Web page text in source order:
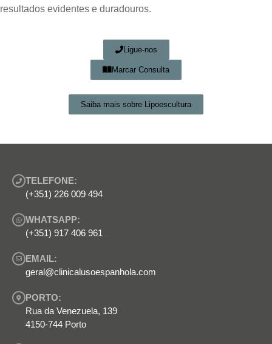
resultados evidentes e duradouros.
Ligue-nos
Marcar Consulta
Saiba mais sobre Lipoescultura
TELEFONE:
(+351) 226 009 494
WHATSAPP:
(+351) 917 406 961
EMAIL:
geral@clinicalusoespanhola.com
PORTO:
Rua da Venezuela, 139
4150-744 Porto